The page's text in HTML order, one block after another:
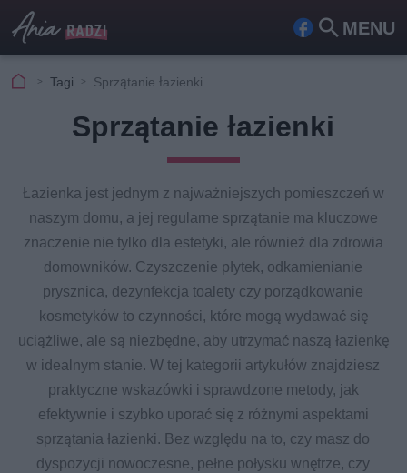
MENU
Fa Szu
Tagi Sprzątanie łazienki
Sprzątanie łazienki
Łazienka jest jednym z najważniejszych pomieszczeń w
naszym domu, a jej regularne sprzątanie ma kluczowe
znaczenie nie tylko dla estetyki, ale również dla zdrowia
domowników. Czyszczenie płytek, odkamienianie
prysznica, dezynfekcja toalety czy porządkowanie
kosmetyków to czynności, które mogą wydawać się
uciążliwe, ale są niezbędne, aby utrzymać naszą łazienkę
w idealnym stanie. W tej kategorii artykułów znajdziesz
praktyczne wskazówki i sprawdzone metody, jak
efektywnie i szybko uporać się z różnymi aspektami
sprzątania łazienki. Bez względu na to, czy masz do
dyspozycji nowoczesne, pełne połysku wnętrze, czy